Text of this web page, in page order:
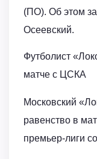
(ПО). Об этом
Осеевский.
Футболист
матче с ЦСКА
Московский
равенство в
премьер-лиги